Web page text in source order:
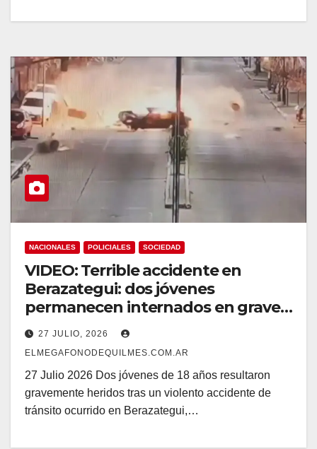
NACIONALES POLICIALES SOCIEDAD
VIDEO: Terrible accidente en
Berazategui: dos jóvenes
permanecen internados en grave
estado
27 JULIO, 2026
ELMEGAFONODEQUILMES.COM.AR
27 Julio 2026 Dos jóvenes de 18 años resultaron
gravemente heridos tras un violento accidente de
tránsito ocurrido en Berazategui,…